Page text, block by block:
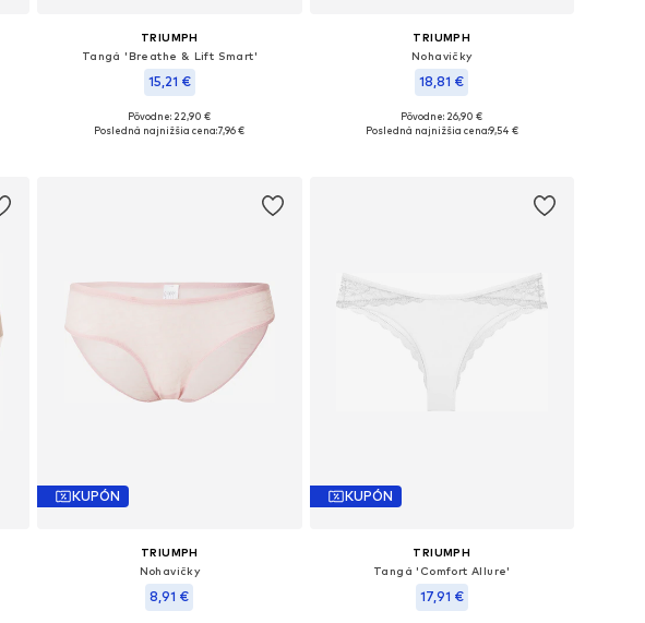
TRIUMPH
Tangá 'Breathe & Lift Smart'
15,21 €
Dostupné veľkosti: XS, S, L, XL
Pôvodne: 22,90 €
Posledná najnižšia cena:7,96 €
TRIUMPH
Nohavičky
18,81 €
Dostupné veľkosti: S-M
Pôvodne: 26,90 €
Posledná najnižšia cena:9,54 €
KUPÓN
TRIUMPH
Nohavičky
8,91 €
KUPÓN
TRIUMPH
Tangá 'Comfort Allure'
17,91 €